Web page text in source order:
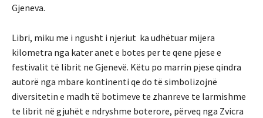
Gjeneva.
Libri, miku me i ngusht i njeriut ka udhëtuar mijera
kilometra nga kater anet e botes per te qene pjese e
festivalit të librit ne Gjenevë. Këtu po marrin pjese qindra
autorë nga mbare kontinenti qe do të simbolizojnë
diversitetin e madh të botimeve te zhanreve te larmishme
te librit në gjuhët e ndryshme boterore, përveq nga Zvicra